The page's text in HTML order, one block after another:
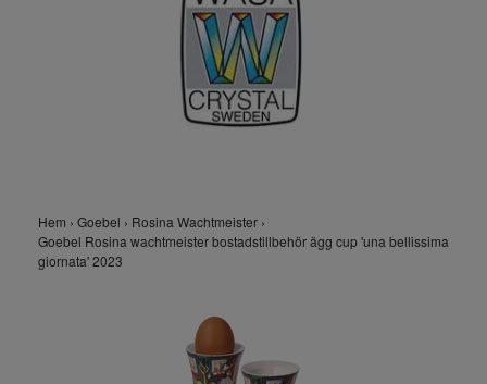
Hem › Goebel › Rosina Wachtmeister ›
Goebel Rosina wachtmeister bostadstillbehör ägg cup 'una bellissima
giornata' 2023